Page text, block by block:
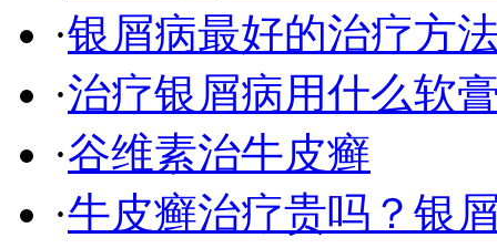
·银屑病最好的治疗方
·治疗银屑病用什么软
·谷维素治牛皮癣
·牛皮癣治疗贵吗？银